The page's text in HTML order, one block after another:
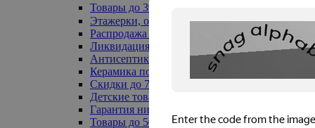
Товары до 399₽
Этажерки, обувницы
Распродажа текстиля до -50%
Ликвидация до -70%
Антисептики
Керамика по 129 руб
Скидки до 70%
Детские товары
Гарантия низкой цены
Товары до 500 руб